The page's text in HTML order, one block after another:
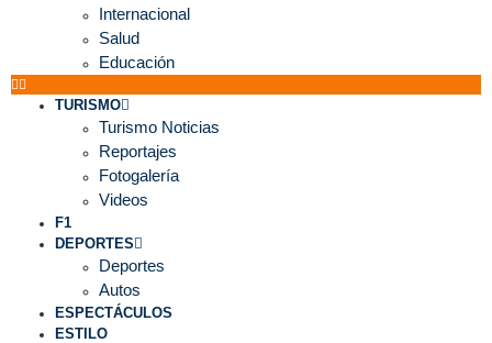
Internacional
Salud
Educación
TURISMO
Turismo Noticias
Reportajes
Fotogalería
Videos
F1
DEPORTES
Deportes
Autos
ESPECTÁCULOS
ESTILO